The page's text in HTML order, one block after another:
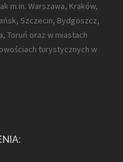
m.in. Warszawa, Kraków,
Szczecin, Bydgoszcz,
Toruń oraz w miastach
turystycznych w